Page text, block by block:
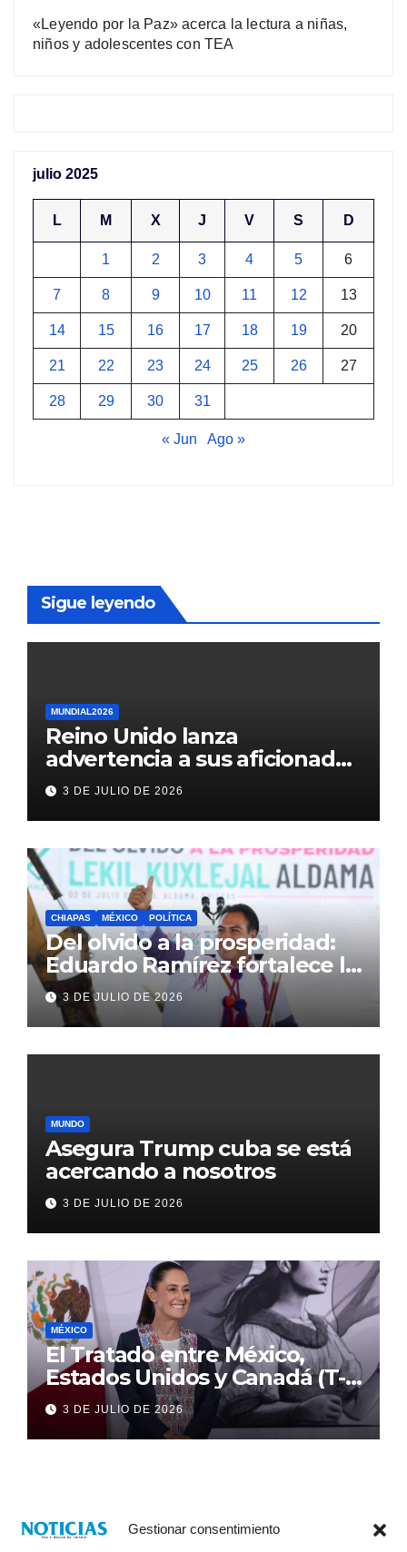
Gestionar consentimiento
«Leyendo por la Paz» acerca la lectura a niñas,
niños y adolescentes con TEA
julio 2025
L M X J V S D
1 2 3 4 5 6
7 8 9 10 11 12 13
14 15 16 17 18 19 20
21 22 23 24 25 26 27
28 29 30 31
« Jun Ago »
Sigue leyendo
MUNDIAL2026
Reino Unido lanza
advertencia a sus aficionados
antes del México vs
Inglaterra en el Mundial 2026
3 DE JULIO DE 2026
CHIAPAS MÉXICO POLÍTICA
Del olvido a la prosperidad:
Eduardo Ramírez fortalece la
transformación de Aldama
con inversión histórica
3 DE JULIO DE 2026
MUNDO
Asegura Trump cuba se está
acercando a nosotros
3 DE JULIO DE 2026
MÉXICO
El Tratado entre México,
Estados Unidos y Canadá (T-
MEC) se mantiene hasta el
2036: Presidenta Claudia
Sheinbaum
3 DE JULIO DE 2026